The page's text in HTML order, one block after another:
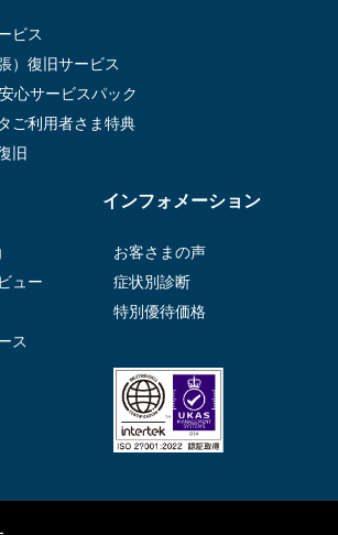
ビス
）復旧サービス
⼼サービスパック
ご利⽤者さま特典
旧
ュー
ス
インフォメーション
お客さまの声
症状別診断
特別優待価格